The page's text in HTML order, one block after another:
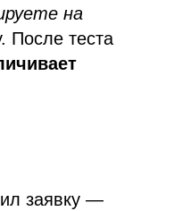
на
После теста
заявку —